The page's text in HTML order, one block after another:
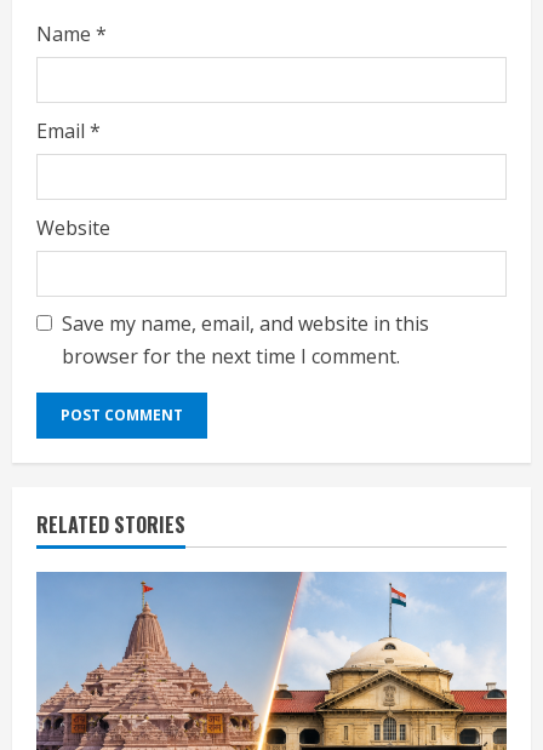
Name *
Email *
Website
Save my name, email, and website in this
browser for the next time I comment.
RELATED STORIES